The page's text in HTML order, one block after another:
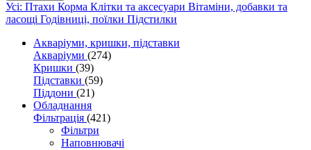
Усі: Птахи Корма Клітки та аксесуари Вітаміни, добавки та
ласощі Годівниці, поїлки Підстилки
Акваріуми, кришки, підставки
Акваріуми (274)
Кришки (39)
Підставки (59)
Піддони (21)
Обладнання
Фільтрація (421)
Фільтри
Наповнювачі